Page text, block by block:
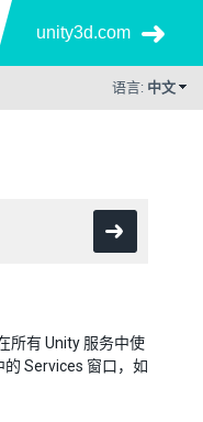
unity3d.com
语言: 中文
所有 Unity 服务中使
的 Services 窗口，如